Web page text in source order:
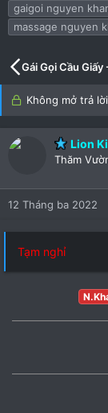
u
gaigoi nguyen
massage nguyen
Gái Gọi Cầu
Không mở trả
Lion
Thăm
12 Tháng ba 2022
Tạm nghỉ